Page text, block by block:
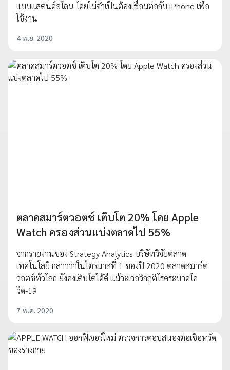
แบบแสตนด์อโลน โดยไม่จำเป็นต้องเชื่อมต่อกับ iPhone เพื่อ
ใช้งาน
4 พ.ย. 2020
ตลาดสมาร์ตวอตช์ เติบโต 20% โดย Apple
Watch ครองส่วนแบ่งตลาดไป 55%
จากรายงานของ Strategy Analytics บริษัทวิจัยตลาด
เทคโนโลยี กล่าวว่าในไตรมาสที่ 1 ของปี 2020 ตลาดสมาร์ต
วอตช์ทั่วโลก ยังคงเติบโตได้ดี แม้จะเจอวิกฤติโรคระบาดโค
วิด-19
7 พ.ค. 2020